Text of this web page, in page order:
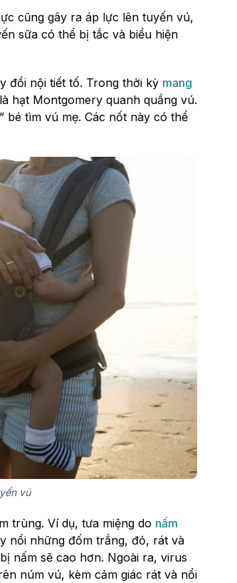
cũng gây ra áp lực lên tuyến vú,
sữa có thể bị tắc và biểu hiện
đổi nội tiết tố. Trong thời kỳ mang
hạt Montgomery quanh quầng vú.
bé tìm vú mẹ. Các nốt này có thể
vú
trùng. Ví dụ, tưa miệng do nấm
nổi những đốm trắng, đỏ, rát và
nấm sẽ cao hơn. Ngoài ra, virus
núm vú, kèm cảm giác rát và nổi